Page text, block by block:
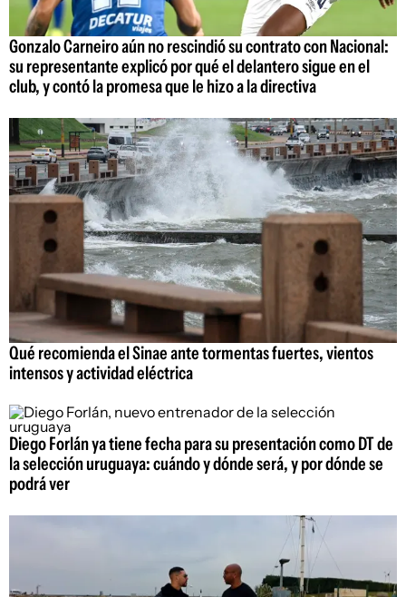
Gonzalo Carneiro aún no rescindió su contrato con Nacional:
su representante explicó por qué el delantero sigue en el
club, y contó la promesa que le hizo a la directiva
Qué recomienda el Sinae ante tormentas fuertes, vientos
intensos y actividad eléctrica
Diego Forlán ya tiene fecha para su presentación como DT de
la selección uruguaya: cuándo y dónde será, y por dónde se
podrá ver